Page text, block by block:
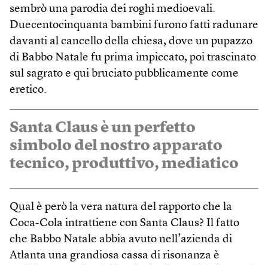
sembrò una parodia dei roghi medioevali.
Duecentocinquanta bambini furono fatti radunare
davanti al cancello della chiesa, dove un pupazzo
di Babbo Natale fu prima impiccato, poi trascinato
sul sagrato e qui bruciato pubblicamente come
eretico.
Santa Claus è un perfetto
simbolo del nostro apparato
tecnico, produttivo, mediatico
Qual è però la vera natura del rapporto che la
Coca-Cola intrattiene con Santa Claus? Il fatto
che Babbo Natale abbia avuto nell’azienda di
Atlanta una grandiosa cassa di risonanza è